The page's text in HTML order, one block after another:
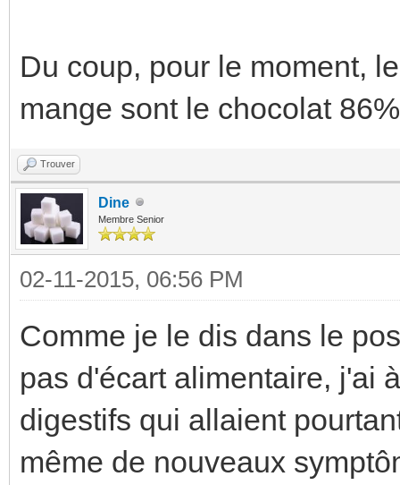
Du coup, pour le moment,
mange sont le chocolat
Trouver
Dine
Membre Senior
02-11-2015, 06:56 PM
Comme je le dis dans le
pas d'écart alimentaire, j'ai
digestifs qui allaient
même de nouveaux